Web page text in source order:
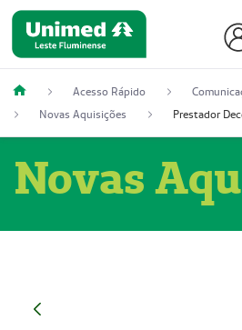
Acesso Rápido
Novas Aquisições
Novas